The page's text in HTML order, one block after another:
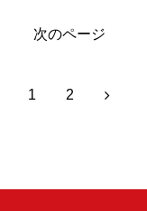
次のページ
1 2
次